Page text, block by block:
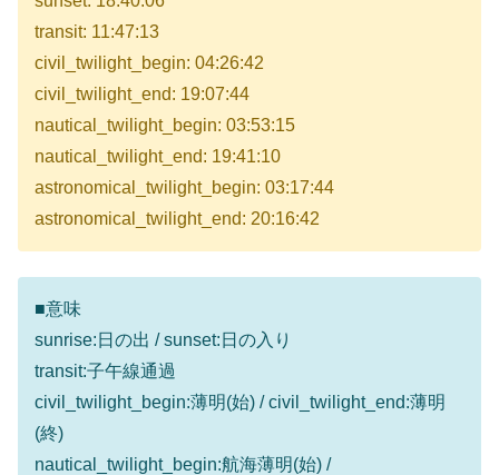
transit: 11:47:13
civil_twilight_begin: 04:26:42
civil_twilight_end: 19:07:44
nautical_twilight_begin: 03:53:15
nautical_twilight_end: 19:41:10
astronomical_twilight_begin: 03:17:44
astronomical_twilight_end: 20:16:42
■意味
sunrise:日の出 / sunset:日の入り
transit:子午線通過
civil_twilight_begin:薄明(始) / civil_twilight_end:薄明
(終)
nautical_twilight_begin:航海薄明(始) /